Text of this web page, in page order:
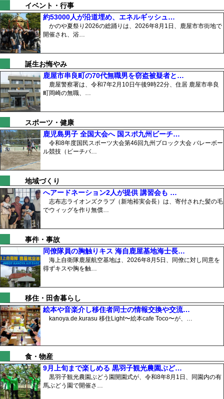
イベント・行事
約53000人が沿道埋め、エネルギッシュ…
かのや夏祭り2026の総踊りは、2026年8月1日、鹿屋市市街地で
開催され、浴…
誕生お悔やみ
鹿屋市串良町の70代無職男を窃盗被疑者と…
鹿屋警察署は、令和7年2月10日午後9時22分、住居 鹿屋市串良
町岡崎の無職、…
スポーツ・健康
鹿児島男子 全国大会へ 国スポ九州ビーチ…
令和8年度国民スポーツ大会第46回九州ブロック大会 バレーボー
ル競技（ビーチバ…
地域づくり
へアードネーション2人が提供 講習会も …
志布志ライオンズクラブ（新地裕実会長）は、寄付された髪の毛
でウィッグを作り無償…
事件・事故
同僚隊員の胸触りキス 海自鹿屋基地海士長…
海上自衛隊鹿屋航空基地は、2026年8月5日、同僚に対し同意を
得ずキスや胸を触…
移住・田舎暮らし
絵本や音楽介し移住者同士の情報交換や交流…
kanoya.de.kurasu 移住Light〜絵本cafe Toco〜が、…
食・物産
9月上旬まで楽しめる 黒羽子観光農園ぶど…
黒羽子観光農園ぶどう園開園式が、令和8年8月1日、同園内の有
馬ぶどう園で開催さ…